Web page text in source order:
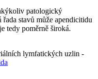
patologický
stavů může apendicitidu
tedy poměrně široká.
lymfatických uzlin -